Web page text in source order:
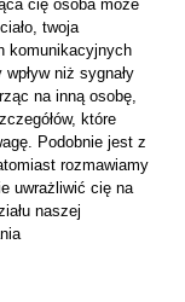
cię osoba może
twoja
komunikacyjnych
niż sygnały
na inną osobę,
które
Podobnie jest z
rozmawiamy
uwrażliwić cię na
naszej